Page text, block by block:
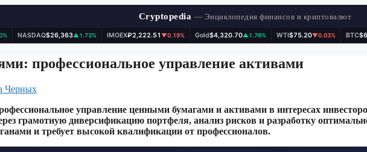
Cryptopedia — Энциклопедия финансов и криптовалют
NASDAQ$26,363▲1.73% IMOEX₽2,222.51▼0.19% Gold$4,320.70▲1.76% WTI$75.20▼0.03% BTC
профессиональное управление активами
Черных
управление ценными бумагами и активами в интересах
грамотную диверсификацию портфеля, анализ рисков и разработку
и требует высокой квалификации от профессионалов.